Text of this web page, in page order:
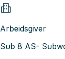
Arbeidsgiver
Sub 8 AS-